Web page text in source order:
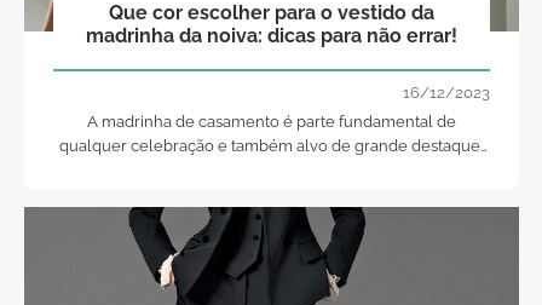
Que cor escolher para o vestido da
madrinha da noiva: dicas para não errar!
16/12/2023
A madrinha de casamento é parte fundamental de
qualquer celebração e também alvo de grande destaque,